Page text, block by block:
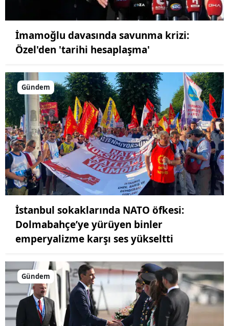
İmamoğlu davasında savunma krizi:
Özel'den 'tarihi hesaplaşma'
Gündem
İstanbul sokaklarında NATO öfkesi:
Dolmabahçe’ye yürüyen binler
emperyalizme karşı ses yükseltti
Gündem